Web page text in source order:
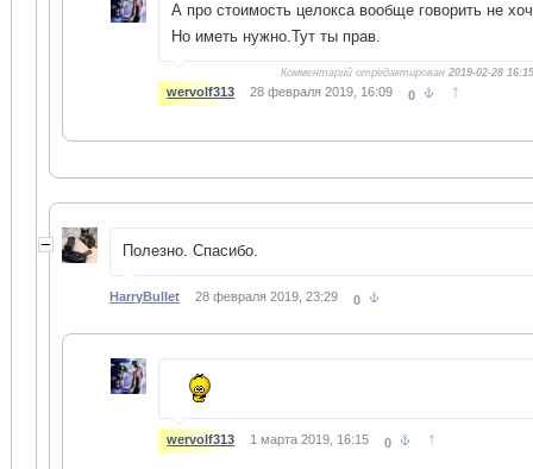
А про стоимость целокса вообще говорить не
Но иметь нужно.Тут ты прав.
Комментарий отредактирован2019-02-28
wervolf313 28 февраля 2019, 16:09 0 ↑
Полезно. Спасибо.
HarryBullet 28 февраля 2019, 23:29 0
wervolf313 1 марта 2019, 16:15 0 ↑